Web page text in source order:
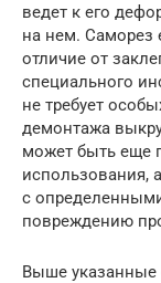
ведет к его
на нем. Саморез
отличие от
специального
не требует
демонтажа
может быть еще
использования,
с
повреждению
Выше указанные